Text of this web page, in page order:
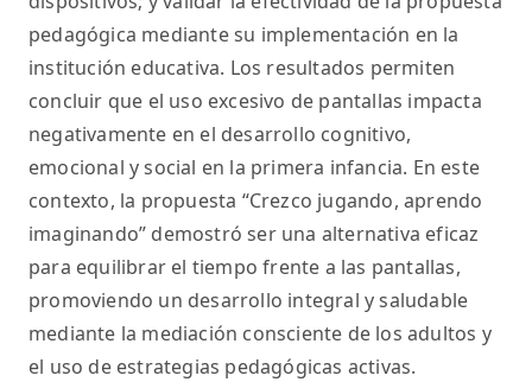
pedagógica mediante su implementación en la
institución educativa. Los resultados permiten
concluir que el uso excesivo de pantallas impacta
negativamente en el desarrollo cognitivo,
emocional y social en la primera infancia. En este
contexto, la propuesta “Crezco jugando, aprendo
imaginando” demostró ser una alternativa eficaz
para equilibrar el tiempo frente a las pantallas,
promoviendo un desarrollo integral y saludable
mediante la mediación consciente de los adultos y
el uso de estrategias pedagógicas activas.